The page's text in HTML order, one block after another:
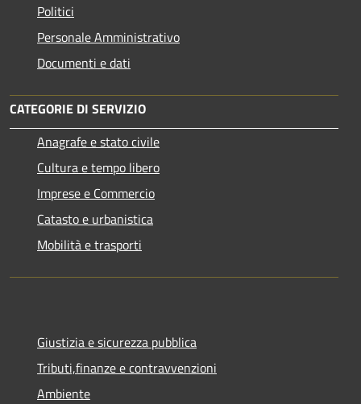
Politici
Personale Amministrativo
Documenti e dati
CATEGORIE DI SERVIZIO
Anagrafe e stato civile
Cultura e tempo libero
Imprese e Commercio
Catasto e urbanistica
Mobilità e trasporti
Giustizia e sicurezza pubblica
Tributi,finanze e contravvenzioni
Ambiente